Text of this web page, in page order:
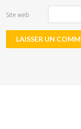
Site web